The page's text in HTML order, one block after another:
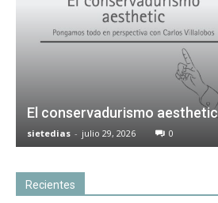
El conservadurismo aesthetic
sietedias - julio 29, 2026 0
Recientes